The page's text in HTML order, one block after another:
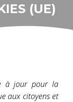
(UE)
à jour pour la
aux citoyens et